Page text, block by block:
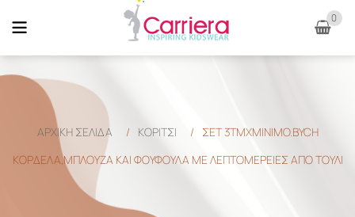
0
ΑΡΧΙΚΉ ΣΕΛΊΔΑ / ΚΟΡΙΤΣΙ /
ΣΕΤ 3ΤΜΧMINIMO.BYCH
ΚΟΡΔΕΛΑ,ΜΠΛΟΥΖΑ ΚΑΙ ΦΟΥΦΟΥΛΑ ΜΕ ΛΕΠΤΟΜΕΡΕΙΕΣ ΑΠΟ ΤΟΥΛΙ